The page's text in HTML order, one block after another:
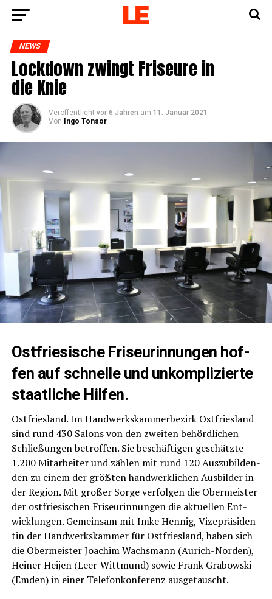
NEWS
Lock­down zwingt Fri­seu­re in
die Knie
Veröffentlicht vor 6 Jahren am 11. Januar 2021
Von
Ingo Tonsor
Ost­frie­si­sche Fri­seu­rin­nun­gen hof­
fen auf schnel­le und unkom­pli­zier­te
staat­li­che Hilfen.
Ost­fries­land. Im Hand­werks­kam­mer­be­zirk Ost­fries­land
sind rund 430 Salons von den zwei­ten behörd­li­chen
Schlie­ßun­gen betrof­fen. Sie beschäf­ti­gen geschätz­te
1.200 Mit­ar­bei­ter und zäh­len mit rund 120 Aus­zu­bil­den­
den zu einem der größ­ten hand­werk­li­chen Aus­bil­der in
der Regi­on. Mit gro­ßer Sor­ge ver­fol­gen die Ober­meis­ter
der ost­frie­si­schen Fri­seu­rin­nun­gen die aktu­el­len Ent­
wick­lun­gen. Gemein­sam mit Imke Hen­nig, Vize­prä­si­den­
tin der Hand­werks­kam­mer für Ost­fries­land, haben sich
die Ober­meis­ter Joa­chim Wachs­mann (Aurich-Nor­den),
Hei­ner Hei­jen (Leer-Witt­mund) sowie Frank Gra­bow­ski
(Emden) in einer Tele­fon­kon­fe­renz ausgetauscht.